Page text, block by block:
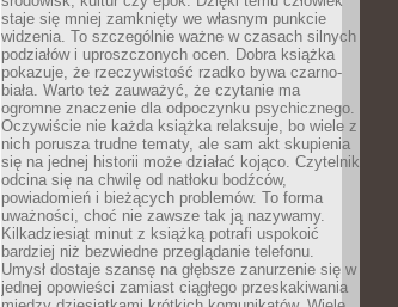
staje się mniej zamknięty we własnym punkcie
widzenia. To szczególnie ważne w czasach silnych
podziałów i uproszczonych ocen. Dobra książka
pokazuje, że rzeczywistość rzadko bywa czarno-
biała. Warto też zauważyć, że czytanie ma
ogromne znaczenie dla odpoczynku psychicznego.
Oczywiście nie każda książka relaksuje, bo wiele z
nich porusza trudne tematy, ale sam akt skupienia
się na jednej historii może działać kojąco. Czytelnik
odcina się na chwilę od natłoku bodźców,
powiadomień i bieżących problemów. To forma
uważności, choć nie zawsze tak ją nazywamy.
Kilkadziesiąt minut z książką potrafi uspokoić
bardziej niż bezwiedne przeglądanie telefonu.
Umysł dostaje szansę na głębsze zanurzenie się w
jednej opowieści zamiast ciągłego przeskakiwania